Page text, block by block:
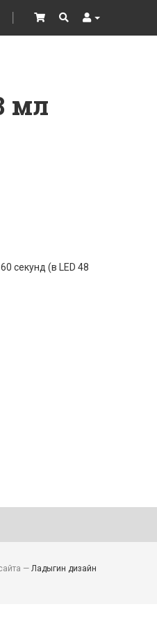
Cart SearchUser
мл
секунд (в LED 48
— Ладыгин дизайн